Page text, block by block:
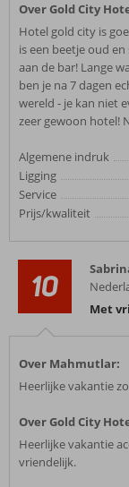
Over Gold City
Hotel gold city is
is een beetje oud
aan de bar! Lange
ben je na 7 dagen
wereld - je kan niet
zeer gewoon hotel!
Algemene indruk
Ligging
Service
Prijs/kwaliteit
10
Met
Over Mahmutlar:
Heerlijke vakantie
Over Gold City
Heerlijke vakantie
vriendelijk.